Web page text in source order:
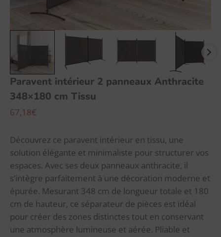
Paravent intérieur 2 panneaux Anthracite
348×180 cm Tissu
67,18€
Découvrez ce paravent intérieur en tissu, une
solution élégante et minimaliste pour structurer vos
espaces. Avec ses deux panneaux anthracite, il
s’intègre parfaitement à une décoration moderne et
épurée. Mesurant 348 cm de longueur totale et 180
cm de hauteur, ce séparateur de pièces est idéal
pour créer des zones distinctes tout en conservant
une atmosphère lumineuse et aérée. Pliable et